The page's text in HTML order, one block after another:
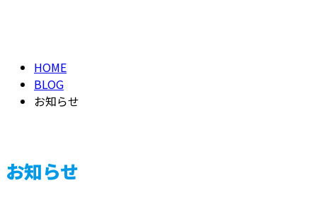
HOME
BLOG
お知らせ
お知らせ